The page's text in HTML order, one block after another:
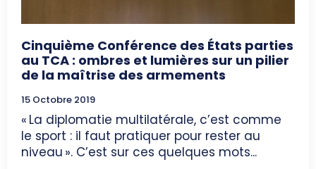
Cinquième Conférence des États parties
au TCA : ombres et lumières sur un pilier
de la maîtrise des armements
15 Octobre 2019
« La diplomatie multilatérale, c’est comme
le sport : il faut pratiquer pour rester au
niveau ». C’est sur ces quelques mots...